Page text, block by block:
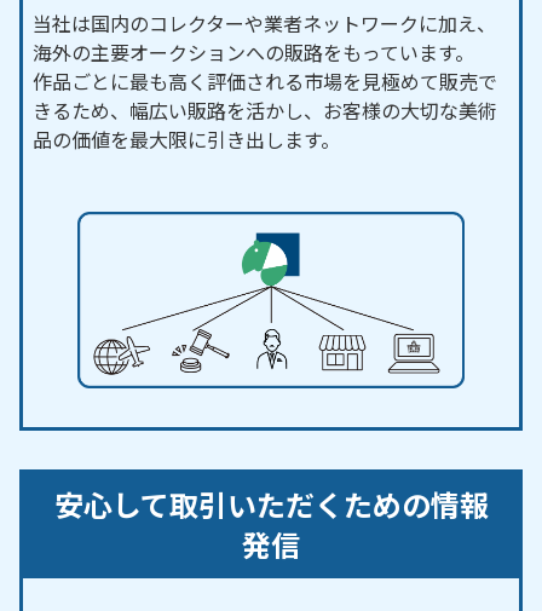
瀬間町／小田町／小町／小手沢町／琴平町／寿町／
小畑町／駒新町／小松野町／駒場町／小峯町／衣ケ
原／挙母町／御所貝津町／五反田町／幸町／坂上町
／栄町／榊野町／桜町／笹戸町／篠原町／幸穂台／
猿投町／沢田町／沢ノ堂町／三箇町／三軒町／三分
／閑羅瀬町／枝下町／渋谷町／島崎町／清水町／下
市場町／下川口町／下切町／下国谷町／下佐切町／
下平町／下中町／下仁木町／下林町／下室町／下山
田代町／昭和町／白川町／白倉町／白浜町／城見町
／新生町／新町／神明町／新盛町／樹木町／浄水町
／陣中町／水源町／杉本町／菅生町／砂町／須渕町
／田折町／高丘新町／高岡町／高岡本町／高上／高
崎町／高野町／高橋町／高原町／高町／高美町／宝
町／滝見町／竹生町／滝脇町／竹町／竹元町／田代
町／竜岡町／田津原町／立岩町／田中町／田平沢町
当社は国内のコレクターや業者ネットワークに加え、
海外の主要オークションへの販路をもっています。
作品ごとに最も高く評価される市場を見極めて販売で
きるため、幅広い販路を活かし、お客様の大切な美術
品の価値を最大限に引き出します。
安心して取引いただくための情報
発信